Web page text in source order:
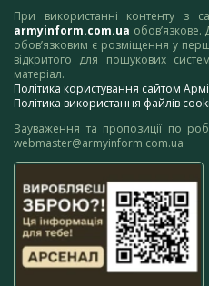
При використанні контенту з
armyinform.com.ua обов’язкове.
обов’язковим є розміщення у
відкритого для пошукових
матеріал.
Політика користування сайтом
Політика використання файлів
Зауваження та пропозиції по
webmaster@armyinform.com.ua